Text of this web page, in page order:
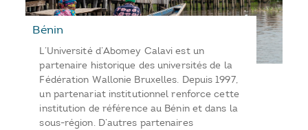
Bénin
L’Université d’Abomey Calavi est un
partenaire historique des universités de la
Fédération Wallonie Bruxelles. Depuis 1997,
un partenariat institutionnel renforce cette
institution de référence au Bénin et dans la
sous-région. D’autres partenaires